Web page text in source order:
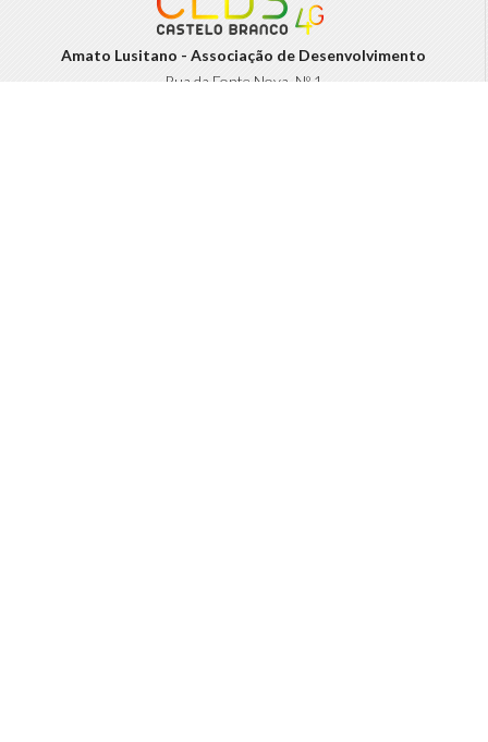
Amato Lusitano - Associação de Desenvolvimento
Rua da Fonte Nova, Nº 1